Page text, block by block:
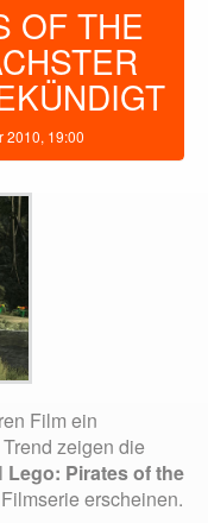
OF THE
2010, 19:00
Film ein
zeigen die
Lego: Pirates of the
erscheinen.